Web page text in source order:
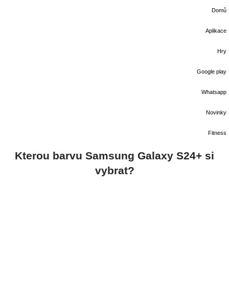
Domů
Aplikace
Hry
Google play
Whatsapp
Novinky
Fitness
Kterou barvu Samsung Galaxy S24+ si
vybrat?